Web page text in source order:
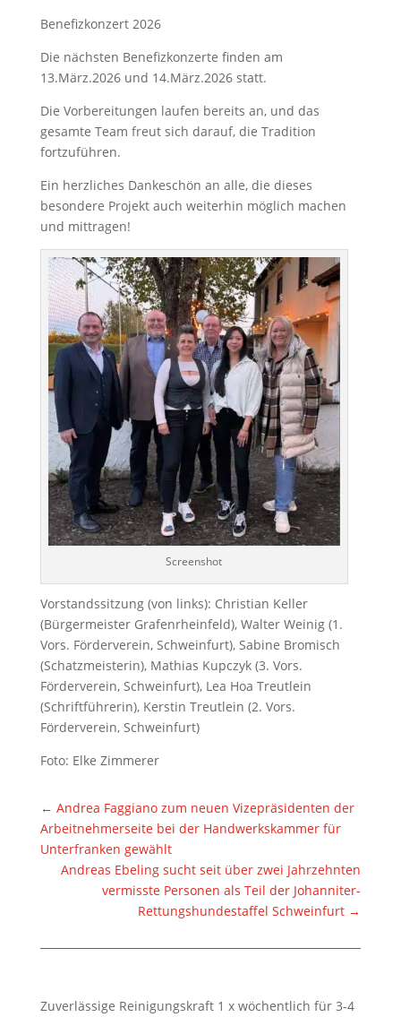
Benefizkonzert 2026
Die nächsten Benefizkonzerte finden am
13.März.2026und 14.März.2026statt.
Die Vorbereitungen laufen bereits an, und das
gesamte Team freut sich darauf, die Tradition
fortzuführen.
Ein herzliches Dankeschön an alle, die dieses
besondere Projekt auch weiterhin möglich machen
und mittragen!
Screenshot
Vorstandssitzung (von links): Christian Keller
(Bürgermeister Grafenrheinfeld), Walter Weinig (1.
Vors. Förderverein, Schweinfurt), Sabine Bromisch
(Schatzmeisterin), Mathias Kupczyk (3. Vors.
Förderverein, Schweinfurt), Lea Hoa Treutlein
(Schriftführerin), Kerstin Treutlein (2. Vors.
Förderverein, Schweinfurt)
Foto: Elke Zimmerer
← Andrea Faggiano zum neuen Vizepräsidenten der
Arbeitnehmerseite bei der Handwerkskammer für
Unterfranken gewählt
Andreas Ebeling sucht seit über zwei Jahrzehnten
vermisste Personen als Teil der Johanniter-
Rettungshundestaffel Schweinfurt →
Zuverlässige Reinigungskraft 1 x wöchentlich für 3-4